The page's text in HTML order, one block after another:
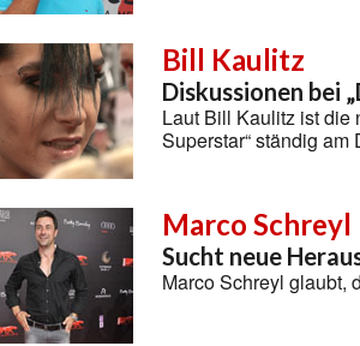
Bill Kaulitz
Diskussionen bei
Laut Bill Kaulitz ist die
Superstar“ ständig
Marco Schreyl
Sucht neue
Marco Schreyl glaubt,